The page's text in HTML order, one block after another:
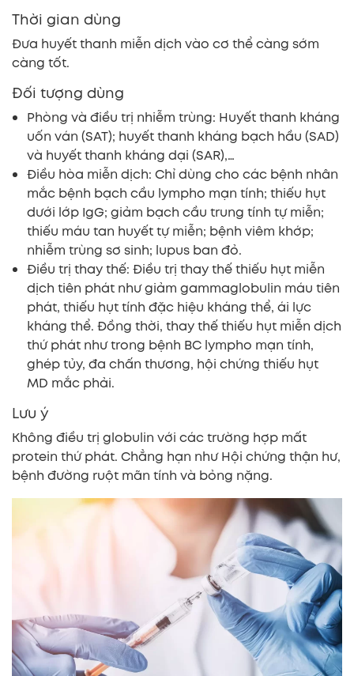
Thời gian dùng
Đưa huyết thanh miễn dịch vào cơ thể càng sớm
càng tốt.
Đối tượng dùng
Phòng và điều trị nhiễm trùng: Huyết thanh kháng
uốn ván (SAT); huyết thanh kháng bạch hầu (SAD)
và huyết thanh kháng dại (SAR),…
Điều hòa miễn dịch: Chỉ dùng cho các bệnh nhân
mắc bệnh bạch cầu lympho mạn tính; thiếu hụt
dưới lớp IgG; giảm bạch cầu trung tính tự miễn;
thiếu máu tan huyết tự miễn; bệnh viêm khớp;
nhiễm trùng sơ sinh; lupus ban đỏ.
Điều trị thay thế: Điều trị thay thế thiếu hụt miễn
dịch tiên phát như giảm gammaglobulin máu tiên
phát, thiếu hụt tính đặc hiệu kháng thể, ái lực
kháng thể. Đồng thời, thay thế thiếu hụt miễn dịch
thứ phát như trong bệnh BC lympho mạn tính,
ghép tủy, đa chấn thương, hội chứng thiếu hụt
MD mắc phải.
Lưu ý
Không điều trị globulin với các trường hợp mất
protein thứ phát. Chẳng hạn như Hội chứng thận hư,
bệnh đường ruột mãn tính và bỏng nặng.